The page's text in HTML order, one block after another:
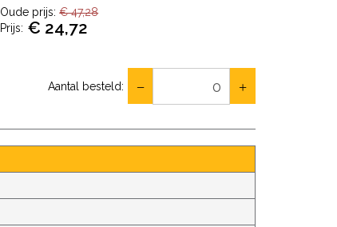
Oude prijs:€ 47,28
Prijs: € 24,72
Aantal besteld: